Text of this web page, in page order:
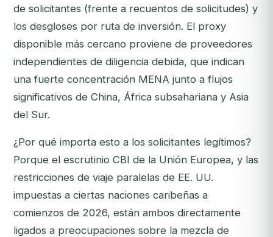
de solicitantes (frente a recuentos de solicitudes) y
los desgloses por ruta de inversión. El proxy
disponible más cercano proviene de proveedores
independientes de diligencia debida, que indican
una fuerte concentración MENA junto a flujos
significativos de China, África subsahariana y Asia
del Sur.
¿Por qué importa esto a los solicitantes legítimos?
Porque el escrutinio CBI de la Unión Europea, y las
restricciones de viaje paralelas de EE. UU.
impuestas a ciertas naciones caribeñas a
comienzos de 2026, están ambos directamente
ligados a preocupaciones sobre la mezcla de